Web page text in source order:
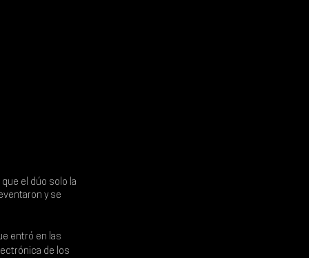
que el dúo solo la
y se
entró en las
de los